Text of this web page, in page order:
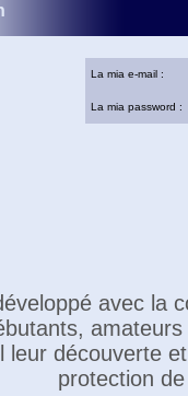
La mia e-mail :
La mia password :
avec la
leur découverte
protection